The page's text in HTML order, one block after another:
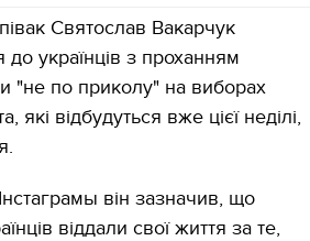
Святослав Вакарчук
до українців з проханням
"не по приколу" на виборах
які відбудуться вже цієї неділі,
він зазначив, що
віддали свої життя за те,